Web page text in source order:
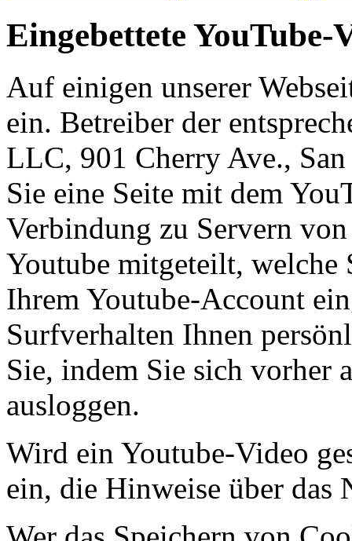
Eingebettete YouTube-
Auf einigen unserer
ein. Betreiber der
LLC, 901 Cherry Ave.,
Sie eine Seite mit dem
Verbindung zu Servern
Youtube mitgeteilt, welche
Ihrem Youtube-Account
Surfverhalten Ihnen
Sie, indem Sie sich vorher
ausloggen.
Wird ein Youtube-Video
ein, die Hinweise über das